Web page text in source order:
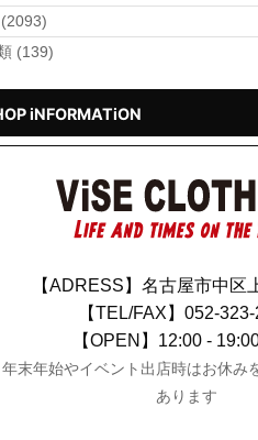
(139)
iNFORMATiON
【ADRESS】名古屋市中区
【TEL/FAX】052-
【OPEN】 12:00 -
年末年始やイベント出店時はお休み
あります